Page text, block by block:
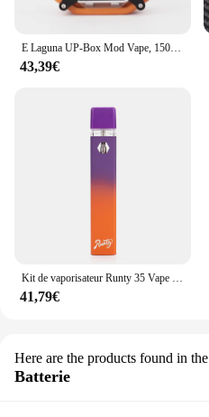
E Laguna UP-Box Mod Vape, 150W, Cool LED, Laser Light, Mod mécanique, 2200mAh, Tension variable réglable, Fit 510 Thread Atomizer
43,39€
Kit de vaporisateur Runty 35 Vape Pen, batterie aste 280mAh, adhérence à l'huile d'optique africaine, kit de boîte en plastique, 1ml, 10 pièces
41,79€
Here are the products found in the
Batterie